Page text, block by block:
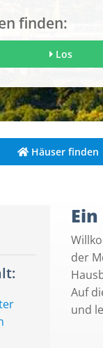
finden:
Los
Häuser finden
der
Auf
und